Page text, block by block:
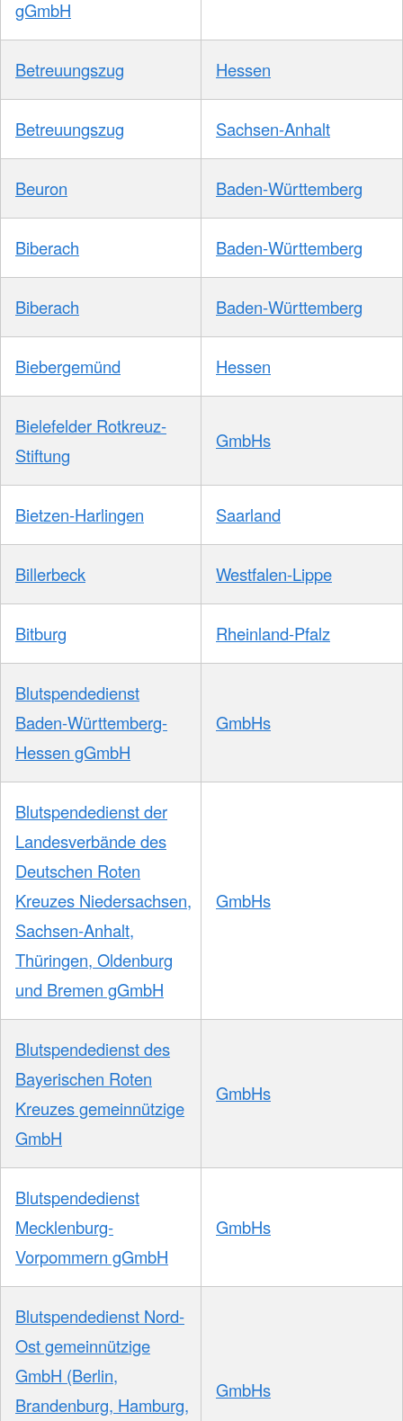
gGmbH
Betreuungszug Hessen
Betreuungszug Sachsen-Anhalt
Beuron Baden-Württemberg
Biberach Baden-Württemberg
Biberach Baden-Württemberg
Biebergemünd Hessen
Bielefelder Rotkreuz-
Stiftung
GmbHs
Bietzen-Harlingen Saarland
Billerbeck Westfalen-Lippe
Bitburg Rheinland-Pfalz
Blutspendedienst
Baden-Württemberg-
Hessen gGmbH
GmbHs
Blutspendedienst der
Landesverbände des
Deutschen Roten
Kreuzes Niedersachsen,
Sachsen-Anhalt,
Thüringen, Oldenburg
und Bremen gGmbH
GmbHs
Blutspendedienst des
Bayerischen Roten
Kreuzes gemeinnützige
GmbH
GmbHs
Blutspendedienst
Mecklenburg-
Vorpommern gGmbH
GmbHs
Blutspendedienst Nord-
Ost gemeinnützige
GmbH (Berlin,
Brandenburg, Hamburg,
GmbHs